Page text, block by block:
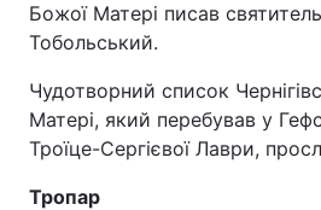
Божої Матері писав
Тобольський.
Чудотворний список
Матері, який перебував у
Троїце-Сергієвої Лаври,
Тропар